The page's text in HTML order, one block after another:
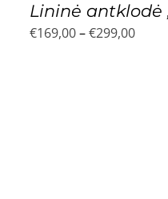
Lininė antklodė
€169,00–€299,00Price